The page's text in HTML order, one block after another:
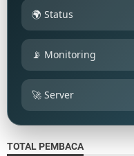
🌍 Status
📡 Monitoring
🚀 Server
TOTAL PEMBACA